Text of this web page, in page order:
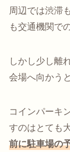
周辺では渋滞
も交通機関で
しかし少し離
会場へ向かう
コインパーキ
すのはとても
前に駐車場の